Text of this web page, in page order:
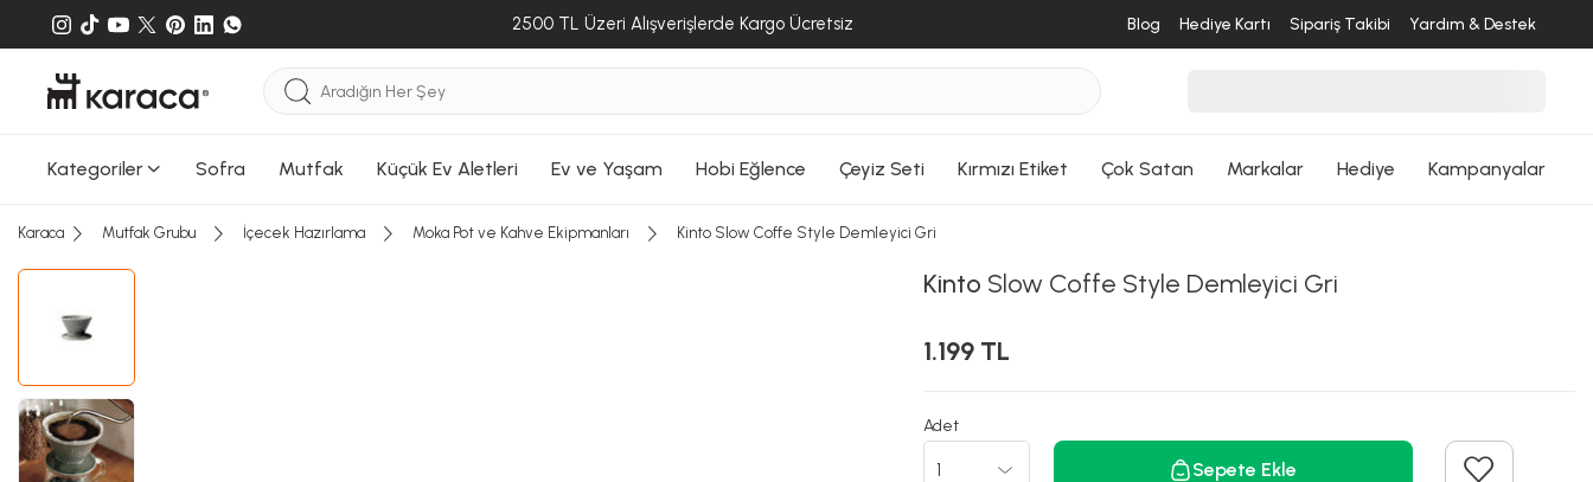
2500 TL Üzeri Alışverişlerde Kargo Ücretsiz Blog Hediye Kartı Sipariş Takibi Yardım & Destek
Kategoriler Sofra Mutfak Küçük Ev Aletleri Ev ve Yaşam Hobi Eğlence Çeyiz Seti Kırmızı Etiket Çok Satan Markalar Hediye Kampanyalar
Karaca Mutfak Grubu İçecek Hazırlama Moka Pot ve Kahve Ekipmanları Kinto Slow Coffe Style Demleyici Gri
Kinto Slow Coffe Style Demleyici Gri
1.199 TL
Adet
Sepete Ekle